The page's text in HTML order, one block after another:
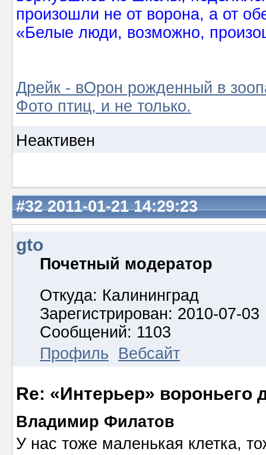
произошли не от ворона, а от
«Белые люди, возможно,
Дрейк - вОрон рожденный в
Фото птиц, и не только.
Неактивен
#322011-01-21 14:29:23
gto
Почетный модератор
Откуда: Калининград
Зарегистрирован: 2010-07-03
Сообщений: 1103
Профиль
Вебсайт
Re: «Интерьер» вороньего
Владимир Филатов
У нас тоже маленькая клетка,